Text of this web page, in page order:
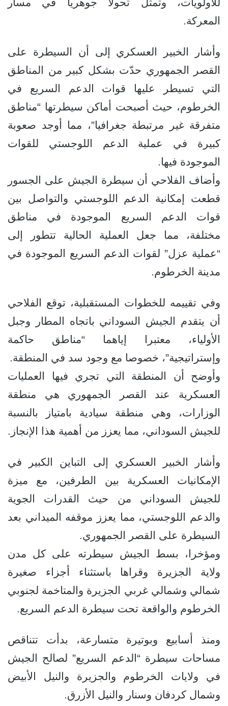
المعركة.
وأشار الخبير العسكري إلى أن السيطرة على
القصر الجمهوري حدّت بشكل كبير من المناطق
التي تسيطر عليها قوات الدعم السريع في
الخرطوم، حيث أصبحت أماكن سيطرتها “مناطق
متفرقة غير مرتبطة جغرافيا”، مما أوجد صعوبة
كبيرة في عملية الدعم اللوجستي للقوات
الموجودة فيها.
وأضاف الفلاحي أن سيطرة الجيش على الجسور
قطعت إمكانية الدعم اللوجستي والتواصل بين
قوات الدعم السريع الموجودة في مناطق
مختلفة، مما جعل العملية الحالية تتطور إلى
“عملية عزل” لقوات الدعم السريع الموجودة في
مدينة الخرطوم.
وفي تقييمه للخطوات المستقبلية، توقع الفلاحي
أن يتقدم الجيش السوداني باتجاه المطار وجبل
الأولياء، معتبرا إياهما “مناطق حاكمة
وإستراتيجية”، خصوصا مع وجود سد في المنطقة.
وأوضح أن المنطقة التي تجري فيها العمليات
العسكرية عند القصر الجمهوري هي منطقة
الوزارات، وهي منطقة سيادية بامتياز بالنسبة
للجيش السوداني، مما يعزز من أهمية هذا الإنجاز.
وأشار الخبير العسكري إلى التباين الكبير في
الإمكانيات العسكرية بين الطرفين، مع ميزة
للجيش السوداني من حيث القدرات الجوية
والدعم اللوجستي، مما يعزز موقفه الميداني بعد
السيطرة على القصر الجمهوري.
ومؤخرا، بسط الجيش سيطرته على كل مدن
ولاية الجزيرة وقراها باستثناء أجزاء صغيرة
شمالي وشمالي غربي الجزيرة والمتاخمة لجنوبي
الخرطوم والواقعة تحت سيطرة الدعم السريع.
ومنذ أسابيع وبوتيرة متسارعة، بدأت تتناقص
مساحات سيطرة “الدعم السريع” لصالح الجيش
في ولايات الخرطوم والجزيرة والنيل الأبيض
وشمال كردفان وسنار والنيل الأزرق.